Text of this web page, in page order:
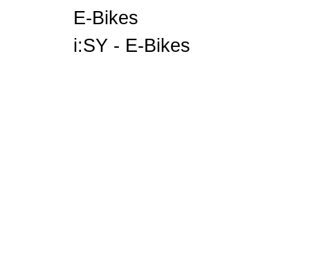
E-Bikes
i:SY - E-Bikes